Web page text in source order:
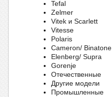
Tefal
Zelmer
Vitek и Scarlett
Vitesse
Polaris
Cameron/ Binatone
Elenberg/ Supra
Gorenje
Отечественные
Другие модели
Промышленные